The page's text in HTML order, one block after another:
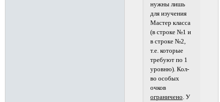
нужны лишь
для изучения
Мастер класса
(в строке №1 и
в строке №2,
т.е. которые
требуют по 1
уровню). Кол-
во особых
очков
ограничено . У